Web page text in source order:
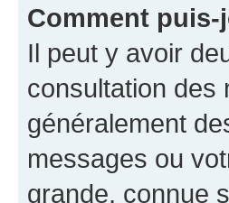
Comment puis-
Il peut y avoir
consultation des
généralement
messages ou
grande, connue